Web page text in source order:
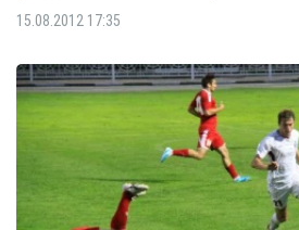
15.08.2012 17:35